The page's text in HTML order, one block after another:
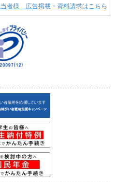
者様 広告掲載・資料請求はこちら